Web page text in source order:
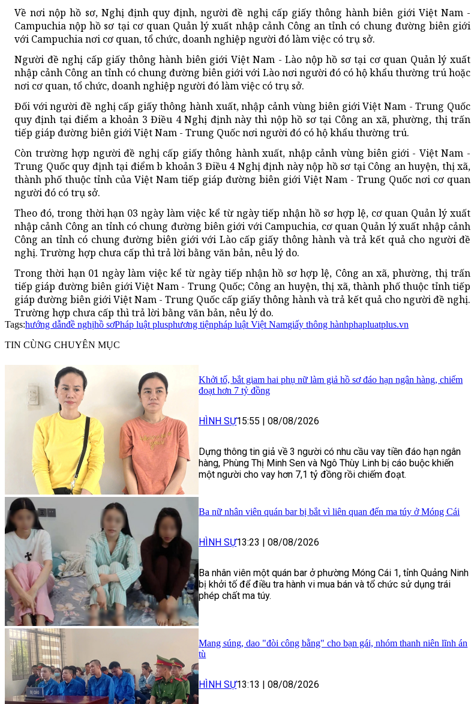
Về nơi nộp hồ sơ, Nghị định quy định, người đề nghị cấp giấy thông hành biên giới Việt Nam -
Campuchia nộp hồ sơ tại cơ quan Quản lý xuất nhập cảnh Công an tỉnh có chung đường biên giới
với Campuchia nơi cơ quan, tổ chức, doanh nghiệp người đó làm việc có trụ sở.
Người đề nghị cấp giấy thông hành biên giới Việt Nam - Lào nộp hồ sơ tại cơ quan Quản lý xuất
nhập cảnh Công an tỉnh có chung đường biên giới với Lào nơi người đó có hộ khẩu thường trú hoặc
nơi cơ quan, tổ chức, doanh nghiệp người đó làm việc có trụ sở.
Đối với người đề nghị cấp giấy thông hành xuất, nhập cảnh vùng biên giới Việt Nam - Trung Quốc
quy định tại điểm a khoản 3 Điều 4 Nghị định này thì nộp hồ sơ tại Công an xã, phường, thị trấn
tiếp giáp đường biên giới Việt Nam - Trung Quốc nơi người đó có hộ khẩu thường trú.
Còn trường hợp người đề nghị cấp giấy thông hành xuất, nhập cảnh vùng biên giới - Việt Nam -
Trung Quốc quy định tại điểm b khoản 3 Điều 4 Nghị định này nộp hồ sơ tại Công an huyện, thị xã,
thành phố thuộc tỉnh của Việt Nam tiếp giáp đường biên giới Việt Nam - Trung Quốc nơi cơ quan
người đó có trụ sở.
Theo đó, trong thời hạn 03 ngày làm việc kể từ ngày tiếp nhận hồ sơ hợp lệ, cơ quan Quản lý xuất
nhập cảnh Công an tỉnh có chung đường biên giới với Campuchia, cơ quan Quản lý xuất nhập cảnh
Công an tỉnh có chung đường biên giới với Lào cấp giấy thông hành và trả kết quả cho người đề
nghị. Trường hợp chưa cấp thì trả lời bằng văn bản, nêu lý do.
Trong thời hạn 01 ngày làm việc kể từ ngày tiếp nhận hồ sơ hợp lệ, Công an xã, phường, thị trấn
tiếp giáp đường biên giới Việt Nam - Trung Quốc; Công an huyện, thị xã, thành phố thuộc tỉnh tiếp
giáp đường biên giới Việt Nam - Trung Quốc cấp giấy thông hành và trả kết quả cho người đề nghị.
Trường hợp chưa cấp thì trả lời bằng văn bản, nêu lý do.
Tags:hướng dẫnđề nghịhồ sơPháp luật plusphương tiệnpháp luật Việt Namgiấy thông hànhphapluatplus.vn
TIN CÙNG CHUYÊN MỤC
Khởi tố, bắt giam hai phụ nữ làm giả hồ sơ đáo hạn ngân hàng, chiếm
đoạt hơn 7 tỷ đồng
HÌNH SỰ15:55 08/08/2026
Dựng thông tin giả về 3 người có nhu cầu vay tiền đáo hạn ngân
hàng, Phùng Thị Minh Sen và Ngô Thùy Linh bị cáo buộc khiến
một người cho vay hơn 7,1 tỷ đồng rồi chiếm đoạt.
Ba nữ nhân viên quán bar bị bắt vì liên quan đến ma túy ở Móng Cái
HÌNH SỰ13:23 | 08/08/2026
Ba nhân viên một quán bar ở phường Móng Cái 1, tỉnh Quảng Ninh
bị khởi tố để điều tra hành vi mua bán và tổ chức sử dụng trái
phép chất ma túy.
Mang súng, dao "đòi công bằng" cho bạn gái, nhóm thanh niên lĩnh án
tù
HÌNH SỰ13:13 08/08/2026